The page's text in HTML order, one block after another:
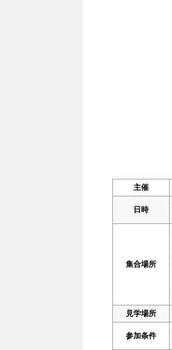
主催
日時
集合場所
見学場所
参加条件